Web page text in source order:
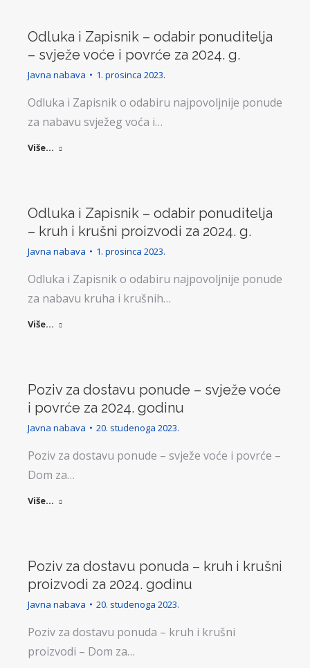
Odluka i Zapisnik – odabir ponuditelja
– svježe voće i povrće za 2024. g.
Javna nabava 1. prosinca 2023.
Odluka i Zapisnik o odabiru najpovoljnije ponude
za nabavu svježeg voća i…
Više...
Odluka i Zapisnik – odabir ponuditelja
– kruh i krušni proizvodi za 2024. g.
Javna nabava 1. prosinca 2023.
Odluka i Zapisnik o odabiru najpovoljnije ponude
za nabavu kruha i krušnih…
Više...
Poziv za dostavu ponude – svježe voće
i povrće za 2024. godinu
Javna nabava 20. studenoga 2023.
Poziv za dostavu ponude – svježe voće i povrće –
Dom za…
Više...
Poziv za dostavu ponuda – kruh i krušni
proizvodi za 2024. godinu
Javna nabava 20. studenoga 2023.
Poziv za dostavu ponuda – kruh i krušni
proizvodi – Dom za…